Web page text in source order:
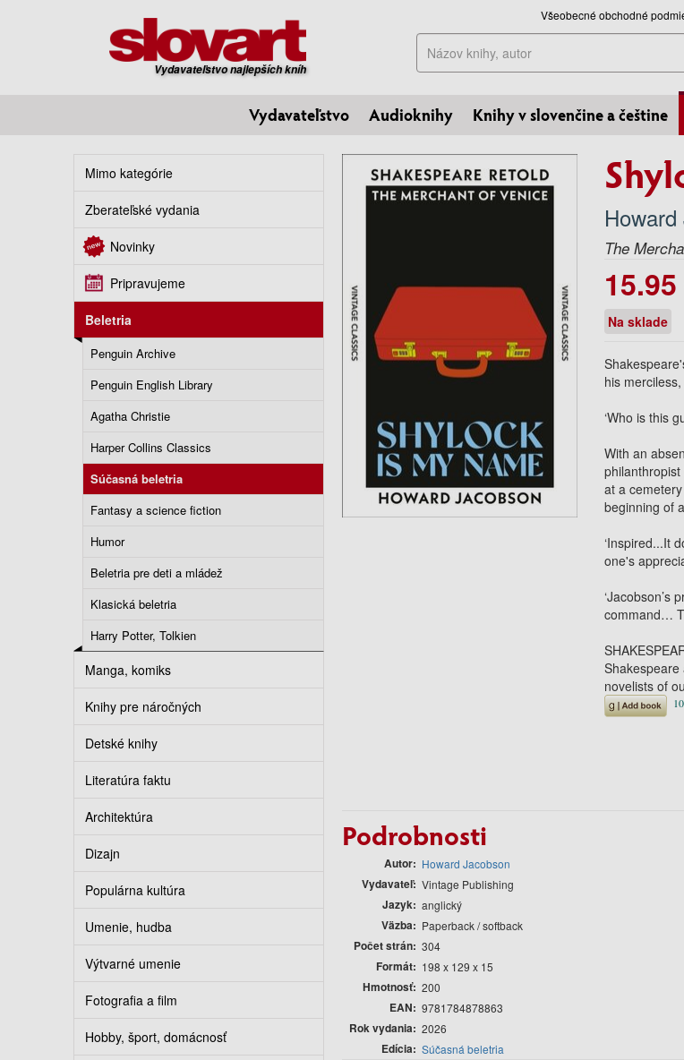
Vydavateľstvo najlepších kníh
Všeobecné obchodné
Hľadať
Vydavateľstvo Audioknihy Knihy v slovenčine a češtine
Mimo kategórie
Zberateľské vydania
Novinky
Pripravujeme
Beletria
Penguin Archive
Penguin English Library
Agatha Christie
Harper Collins Classics
Súčasná beletria
Fantasy a science fiction
Humor
Beletria pre deti a mládež
Klasická beletria
Harry Potter, Tolkien
Manga, komiks
Knihy pre náročných
Detské knihy
Literatúra faktu
Architektúra
Dizajn
Populárna kultúra
Umenie, hudba
Výtvarné umenie
Fotografia a film
Hobby, šport, domácnosť
The
Na sklade
his
‘Who is this
With an
at a
beginning of
‘Inspired...It
one's
‘Jacobson’s
command…
Shakespeare
novelists of
Podrobnosti
Autor Howard Jacobson
Vydavateľ Vintage Publishing
Jazyk anglický
Väzba Paperback / softback
Počet strán 304
Formát 198 x 129 x 15
Hmotnosť 200
EAN 9781784878863
Rok vydania 2026
Edícia Súčasná beletria